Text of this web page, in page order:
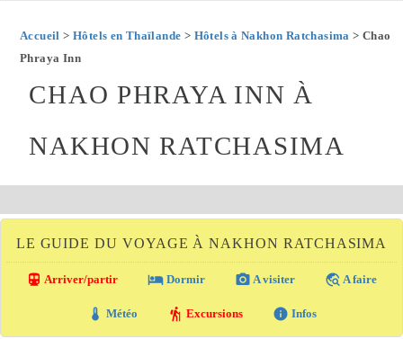
Accueil > Hôtels en Thaïlande > Hôtels à Nakhon Ratchasima > Chao
Phraya Inn
CHAO PHRAYA INN À
NAKHON RATCHASIMA
LE GUIDE DU VOYAGE À NAKHON RATCHASIMA
directions_transit Arriver/partir local_hotel Dormir photo_camera A visiter travel_explore A faire
thermostat Météo hiking Excursions info Infos